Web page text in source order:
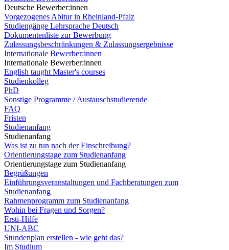
Deutsche Bewerber:innen
Vorgezogenes Abitur in Rheinland-Pfalz
Studiengänge Lehrsprache Deutsch
Dokumentenliste zur Bewerbung
Zulassungsbeschränkungen & Zulassungsergebnisse
Internationale Bewerber:innen
Internationale Bewerber:innen
English taught Master's courses
Studienkolleg
PhD
Sonstige Programme / Austauschstudierende
FAQ
Fristen
Studienanfang
Studienanfang
Was ist zu tun nach der Einschreibung?
Orientierungstage zum Studienanfang
Orientierungstage zum Studienanfang
Begrüßungen
Einführungsveranstaltungen und Fachberatungen zum
Studienanfang
Rahmenprogramm zum Studienanfang
Wohin bei Fragen und Sorgen?
Ersti-Hilfe
UNI-ABC
Stundenplan erstellen - wie geht das?
Im Studium